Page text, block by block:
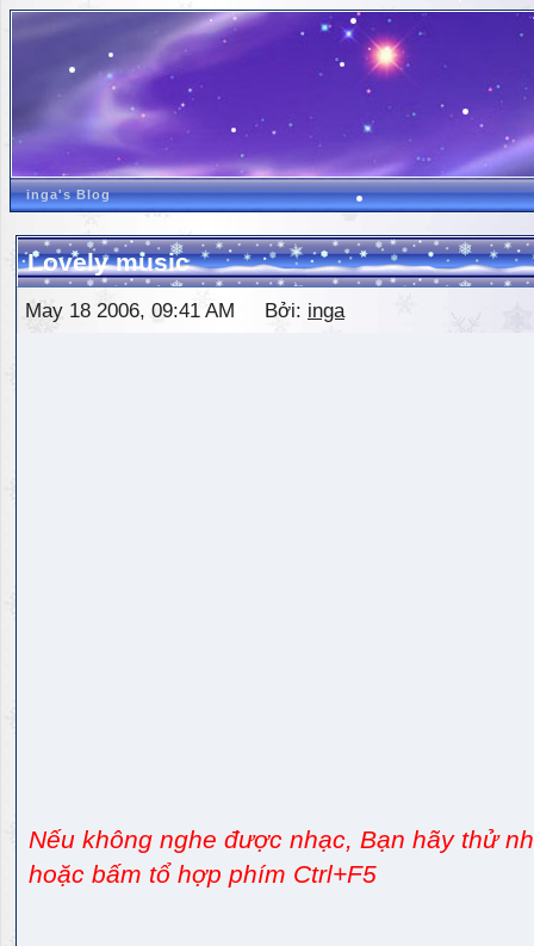
inga's Blog
Lovely music
May 18 2006, 09:41 AM Bởi: inga
Nếu không nghe được nhạc, Bạn hãy thử
hoặc bấm tổ hợp phím Ctrl+F5